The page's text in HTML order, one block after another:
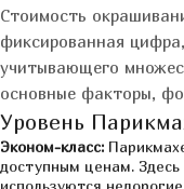
Стоимость
фиксированная
учитывающего
основные факторы,
Уровень
Эконом-класс:
доступным ценам.